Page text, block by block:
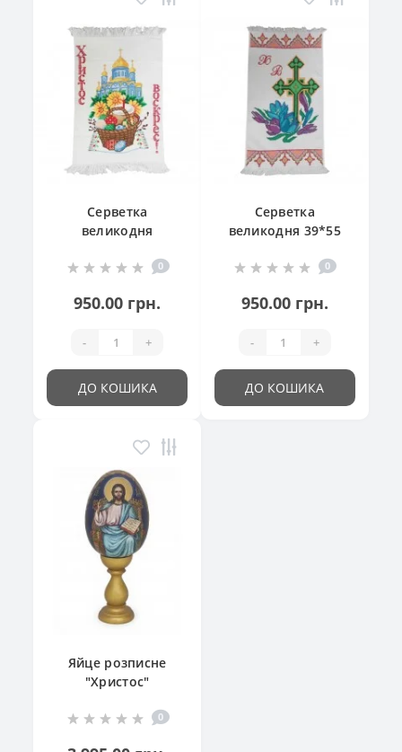
Серветка
великодня
кошик"
0
950.00 грн.
- +
ДО КОШИКА
Серветка
великодня 39*55
0
950.00 грн.
- +
ДО КОШИКА
Яйце розписне
"Христос"
0